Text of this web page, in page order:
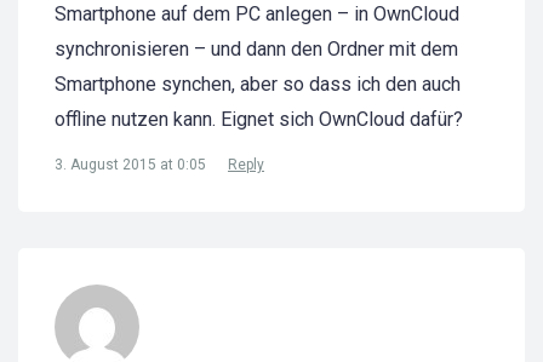
Smartphone auf dem PC anlegen – in OwnCloud
synchronisieren – und dann den Ordner mit dem
Smartphone synchen, aber so dass ich den auch
offline nutzen kann. Eignet sich OwnCloud dafür?
3. August 2015 at 0:05 Reply